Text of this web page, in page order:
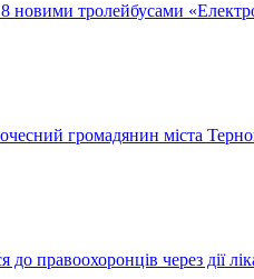
новими тролейбусами
громадянин міста
правоохоронців через дії